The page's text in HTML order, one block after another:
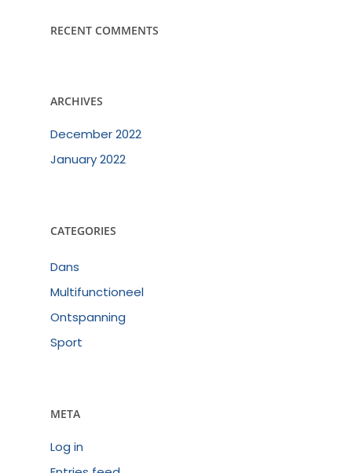
RECENT COMMENTS
ARCHIVES
December 2022
January 2022
CATEGORIES
Dans
Multifunctioneel
Ontspanning
Sport
META
Log in